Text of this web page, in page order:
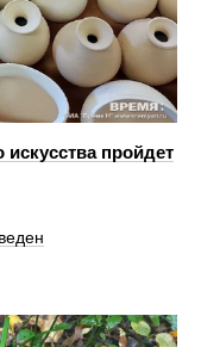
пройдет